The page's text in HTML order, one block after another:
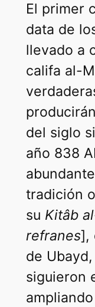
El primer
data de
llevado a
califa al-
del siglo
año 838
tradición
su Kitâb
refranes],
de
siguieron